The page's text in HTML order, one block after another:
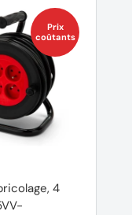
Prix
coûtants
4